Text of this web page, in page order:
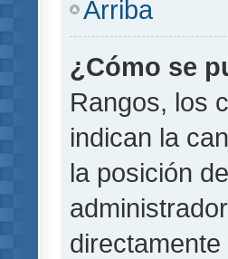
Arriba
¿Cómo se
Rangos, los
indican la
la posición